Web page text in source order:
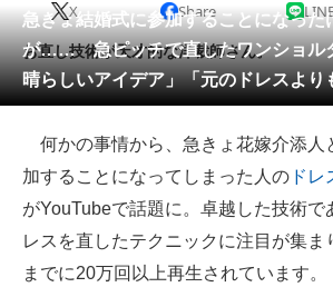
会員記事
メディア
注目記事を集めた総合ページ
ITの今と未来を見通す
スマホと通信の最新トレンド
進化するPCとデバイスの未来
急きょ結婚式に参加することになった
が…… 急ピッチで直したワンショル
晴らしいアイデア」「元のドレスより
X Share
お直し技術が天才的な洋裁師さん。
何かの事情から、急きょ花嫁介添人
加することになってしまった人の ド
がYouTubeで話題に。卓越した技術で
レスを直したテクニックに注目が集ま
までに20万回以上再生されています。